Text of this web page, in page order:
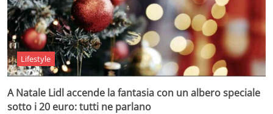
Lifestyle
A Natale Lidl accende la fantasia con un albero speciale
sotto i 20 euro: tutti ne parlano